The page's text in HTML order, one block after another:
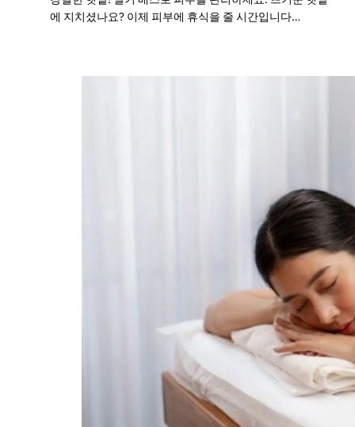
에 지치셨나요? 이제 피부에 휴식을 줄 시간입니다…